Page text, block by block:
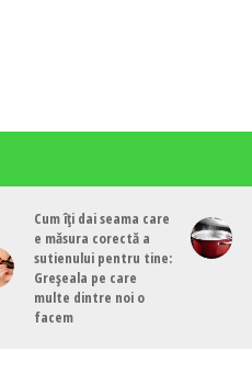
Cum îți dai seama care
e măsura corectă a
sutienului pentru tine:
Greșeala pe care
multe dintre noi o
facem